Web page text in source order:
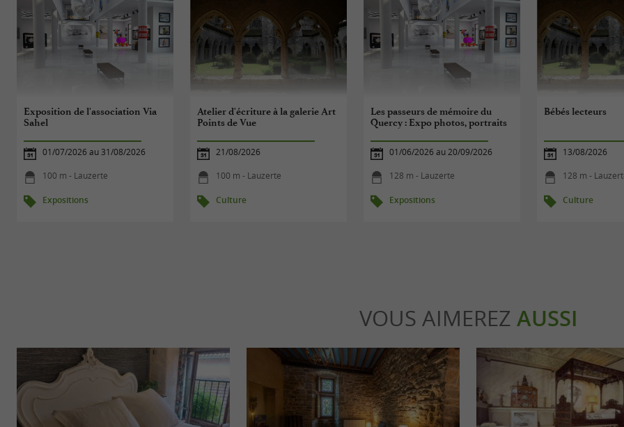
Exposition de l'association Via
Sahel
01/07/2026 au 31/08/2026
100 m - Lauzerte
Expositions
Atelier d'écriture à la galerie Art
Points de Vue
21/08/2026
100 m - Lauzerte
Culture
Les passeurs de mémoire du
Quercy : Expo photos, portraits
01/06/2026 au 20/09/2026
128 m - Lauzerte
Expositions
Bébés lecteurs
13/08/2026
128 m -
Culture
VOUS AIMEREZ AUSSI